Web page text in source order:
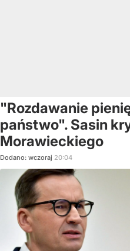
"Rozdawanie
państwo". Sasin
Morawieckiego
Dodano: wczoraj 20:04